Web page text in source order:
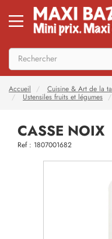
Accueil Cuisine & Art de la
Ustensiles fruits et légumes
CASSE NOIX
Ref : 1807001682